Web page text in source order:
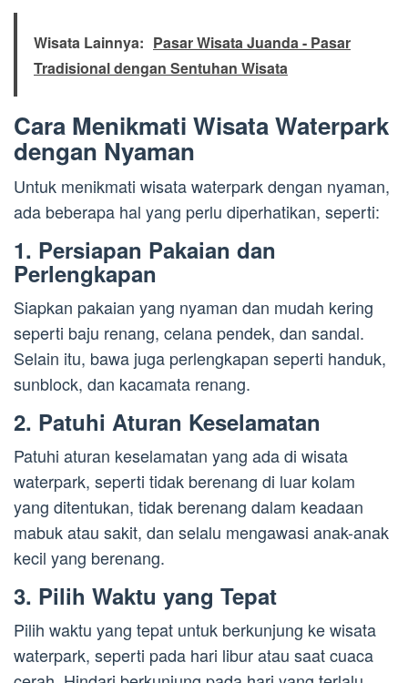
Wisata Lainnya: Pasar Wisata Juanda - Pasar
Tradisional dengan Sentuhan Wisata
Cara Menikmati Wisata Waterpark
dengan Nyaman
Untuk menikmati wisata waterpark dengan nyaman,
ada beberapa hal yang perlu diperhatikan, seperti:
1. Persiapan Pakaian dan
Perlengkapan
Siapkan pakaian yang nyaman dan mudah kering
seperti baju renang, celana pendek, dan sandal.
Selain itu, bawa juga perlengkapan seperti handuk,
sunblock, dan kacamata renang.
2. Patuhi Aturan Keselamatan
Patuhi aturan keselamatan yang ada di wisata
waterpark, seperti tidak berenang di luar kolam
yang ditentukan, tidak berenang dalam keadaan
mabuk atau sakit, dan selalu mengawasi anak-anak
kecil yang berenang.
3. Pilih Waktu yang Tepat
Pilih waktu yang tepat untuk berkunjung ke wisata
waterpark, seperti pada hari libur atau saat cuaca